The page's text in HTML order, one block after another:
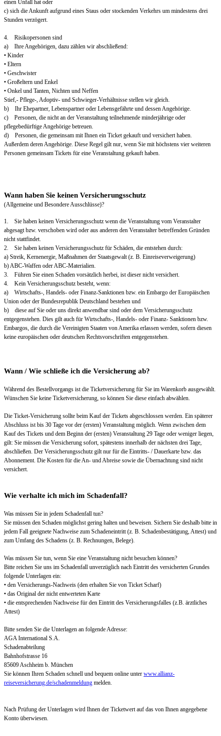
einen Unfall hat oder
c) sich die Ankunft aufgrund eines Staus oder stockenden Verkehrs um mindestens drei
Stunden verzögert.
4. Risikopersonen sind
a) Ihre Angehörigen, dazu zählen wir abschließend:
• Kinder
• Eltern
• Geschwister
• Großeltern und Enkel
• Onkel und Tanten, Nichten und Neffen
Stief,- Pflege-, Adoptiv- und Schwieger-Verhältnisse stellen wir gleich.
b) Ihr Ehepartner, Lebenspartner oder Lebensgefährte und dessen Angehörige.
c) Personen, die nicht an der Veranstaltung teilnehmende minderjährige oder
pflegebedürftige Angehörige betreuen.
d) Personen, die gemeinsam mit Ihnen ein Ticket gekauft und versichert haben.
Außerdem deren Angehörige. Diese Regel gilt nur, wenn Sie mit höchstens vier weiteren
Personen gemeinsam Tickets für eine Veranstaltung gekauft haben.
Wann haben Sie keinen Versicherungsschutz
(Allgemeine und Besondere Ausschlüsse)?
1. Sie haben keinen Versicherungsschutz wenn die Veranstaltung vom Veranstalter
abgesagt bzw. verschoben wird oder aus anderen den Veranstalter betreffenden Gründen
nicht stattfindet.
2. Sie haben keinen Versicherungsschutz für Schäden, die entstehen durch:
a) Streik, Kernenergie, Maßnahmen der Staatsgewalt (z. B. Einreiseverweigerung)
b) ABC-Waffen oder ABC-Materialien.
3. Führen Sie einen Schaden vorsätzlich herbei, ist dieser nicht versichert.
4. Kein Versicherungsschutz besteht, wenn:
a) Wirtschafts-, Handels- oder Finanz-Sanktionen bzw. ein Embargo der Europäischen
Union oder der Bundesrepublik Deutschland bestehen und
b) diese auf Sie oder uns direkt anwendbar sind oder dem Versicherungsschutz
entgegenstehen. Dies gilt auch für Wirtschafts-, Handels- oder Finanz- Sanktionen bzw.
Embargos, die durch die Vereinigten Staaten von Amerika erlassen werden, sofern diesen
keine europäischen oder deutschen Rechtsvorschriften entgegenstehen.
Wann / Wie schließe ich die Versicherung ab?
Während des Bestellvorgangs ist die Ticketversicherung für Sie im Warenkorb ausgewählt.
Wünschen Sie keine Ticketversicherung, so können Sie diese einfach abwählen.
Die Ticket-Versicherung sollte beim Kauf der Tickets abgeschlossen werden. Ein späterer
Abschluss ist bis 30 Tage vor der (ersten) Veranstaltung möglich. Wenn zwischen dem
Kauf des Tickets und dem Beginn der (ersten) Veranstaltung 29 Tage oder weniger liegen,
gilt: Sie müssen die Versicherung sofort, spätestens innerhalb der nächsten drei Tage,
abschließen. Der Versicherungsschutz gilt nur für die Eintritts- / Dauerkarte bzw. das
Abonnement. Die Kosten für die An- und Abreise sowie die Übernachtung sind nicht
versichert.
Wie verhalte ich mich im Schadenfall?
Was müssen Sie in jedem Schadenfall tun?
Sie müssen den Schaden möglichst gering halten und beweisen. Sichern Sie deshalb bitte in
jedem Fall geeignete Nachweise zum Schadeneintritt (z. B. Schadenbestätigung, Attest) und
zum Umfang des Schadens (z. B. Rechnungen, Belege).
Was müssen Sie tun, wenn Sie eine Veranstaltung nicht besuchen können?
Bitte reichen Sie uns im Schadenfall unverzüglich nach Eintritt des versicherten Grundes
folgende Unterlagen ein:
• den Versicherungs-Nachweis (den erhalten Sie von Ticket Scharf)
• das Original der nicht entwerteten Karte
• die entsprechenden Nachweise für den Eintritt des Versicherungsfalles (z.B. ärztliches
Attest)
Bitte senden Sie die Unterlagen an folgende Adresse:
AGA International S.A.
Schadenabteilung
Bahnhofstrasse 16
85609 Aschheim b. München
Sie können Ihren Schaden schnell und bequem online unter www.allianz-
reiseversicherung.de/schadenmeldung melden.
Nach Prüfung der Unterlagen wird Ihnen der Ticketwert auf das von Ihnen angegebene
Konto überwiesen.